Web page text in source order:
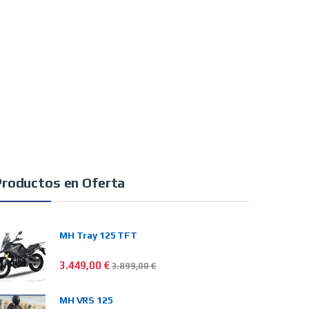
en Oferta
MH Tray 125 TFT
3.449,00 €3.899,00€
MH VRS 125